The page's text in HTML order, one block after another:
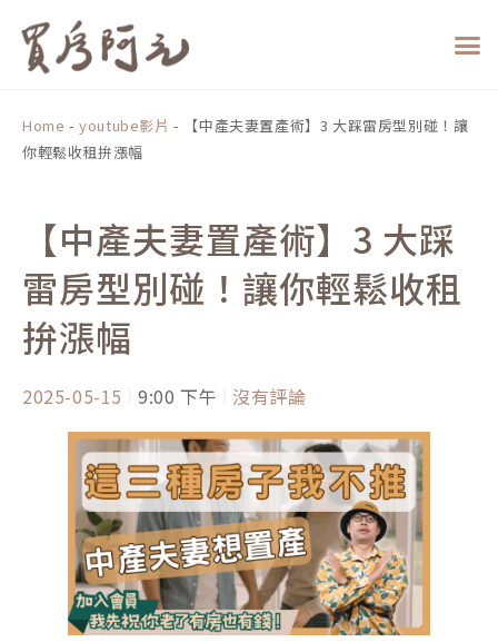
Home -youtube影片 -
【中產夫妻置產術】3 大踩雷房型別碰！讓
你輕鬆收租拚漲幅
【中產夫妻置產術】3 大踩
雷房型別碰！讓你輕鬆收租
拚漲幅
2025-05-15 9:00 下午 沒有評論